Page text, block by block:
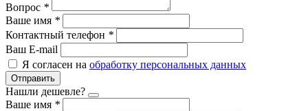
Вопрос *
Ваше имя *
Контактный телефон *
Ваш E-mail
Я согласен на обработку персональных данных
Отправить
Нашли дешевле?
Ваше имя *